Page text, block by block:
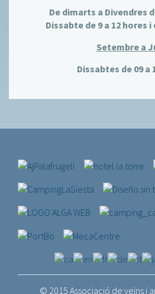
De dimarts a Divendres
Dissabte de 9 a 12 hores i
Setembre a
Dissabtes de 09 a
© 2015 Associació de veïns i